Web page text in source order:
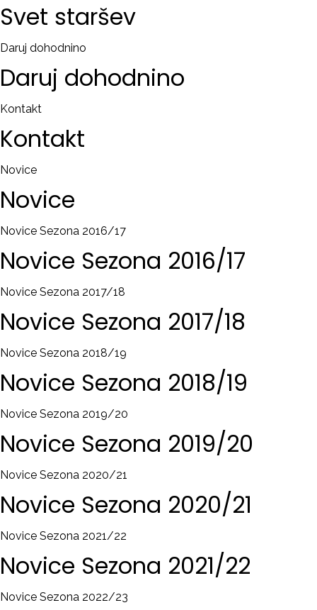
Svet staršev
Daruj dohodnino
Daruj dohodnino
Kontakt
Kontakt
Novice
Novice
Novice Sezona 2016/17
Novice Sezona 2016/17
Novice Sezona 2017/18
Novice Sezona 2017/18
Novice Sezona 2018/19
Novice Sezona 2018/19
Novice Sezona 2019/20
Novice Sezona 2019/20
Novice Sezona 2020/21
Novice Sezona 2020/21
Novice Sezona 2021/22
Novice Sezona 2021/22
Novice Sezona 2022/23